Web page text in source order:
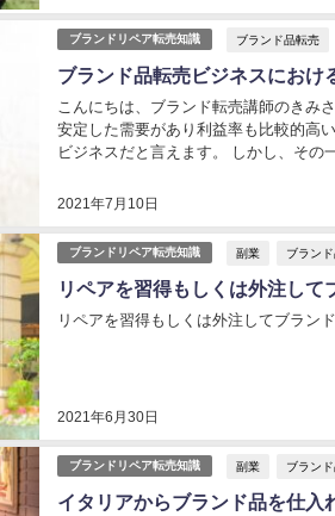
ブランドリペア転売知識 ブランド品転売
ブランド品転売ビジネスにおけ
2021年7月10日
こんにちは、ブランド転売講師のきみ
安定した需要があり利益率も比較的高
ビジネスだと言えます。 しかし、その
ブランドリペア転売知識 副業 ブラン
リペアを習得もしくは外注して
2021年6月30日
リペアを習得もしくは外注してブラン
ブランドリペア転売知識 副業 ブラン
イタリアからブランド品を仕入